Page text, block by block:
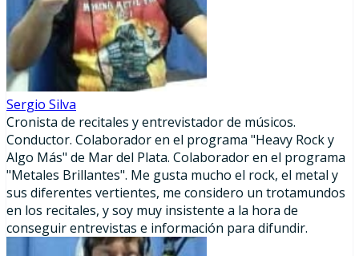
Sergio Silva
Cronista de recitales y entrevistador de músicos.
Conductor. Colaborador en el programa "Heavy Rock y
Algo Más" de Mar del Plata. Colaborador en el programa
"Metales Brillantes". Me gusta mucho el rock, el metal y
sus diferentes vertientes, me considero un trotamundos
en los recitales, y soy muy insistente a la hora de
conseguir entrevistas e información para difundir.